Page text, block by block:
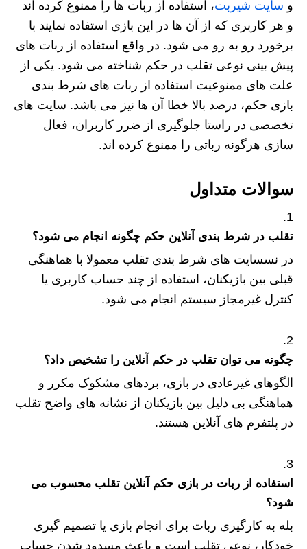
و سایت شیربت، استفاده از ربات ها را ممنوع کرده اند
و هر کاربری که از آن ها در این بازی استفاده نمایند با
برخورد رو به رو می شود. در واقع استفاده از ربات های
پیش بینی نوعی تقلب در حکم شناخته می شود. یکی از
علت های ممنوعیت استفاده از ربات های شرط بندی
بازی حکم، درصد بالا خطا آن ها نیز می باشد. سایت های
تخصصی در راستا جلوگیری از ضرر کاربران، فعال
سازی هرگونه رباتی را ممنوع کرده اند.
سوالات متداول
تقلب در شرط بندی آنلاین حکم چگونه انجام می شود؟
در نسسایت های شرط بندی تقلب معمولا با هماهنگی
قبلی بین بازیکنان، استفاده از چند حساب کاربری یا
کنترل غیرمجاز سیستم انجام می شود.
چگونه می توان تقلب در حکم آنلاین را تشخیص داد؟
الگوهای غیرعادی در بازی، بردهای مشکوک مکرر و
هماهنگی بی دلیل بین بازیکنان از نشانه های واضح تقلب
در پلتفرم های آنلاین هستند.
استفاده از ربات در بازی حکم آنلاین تقلب محسوب می‌
شود؟
بله به کارگیری ربات برای انجام بازی یا تصمیم‌ گیری
خودکار، نوعی تقلب است و باعث مسدود شدن حساب